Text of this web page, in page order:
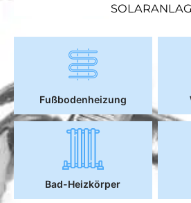
Fußbodenheizung
Bad-Heizkörper